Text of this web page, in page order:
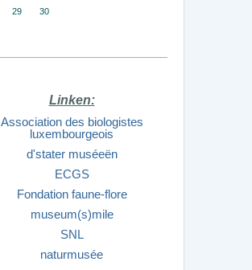
29 30
Linken:
Association des biologistes
luxembourgeois
d'stater muséeën
ECGS
Fondation faune-flore
museum(s)mile
SNL
naturmusée